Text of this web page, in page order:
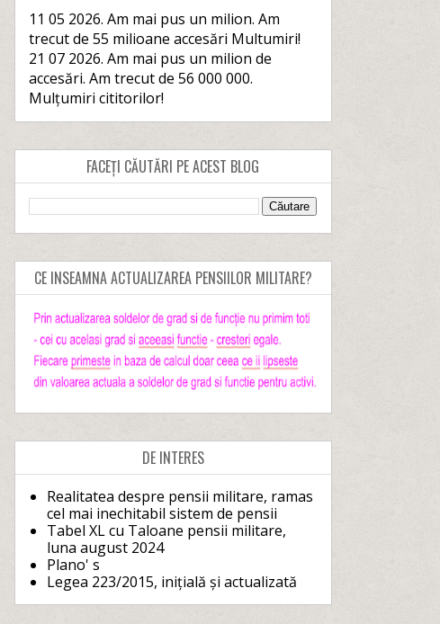
11 05 2026. Am mai pus un milion. Am
trecut de 55 milioane accesări Multumiri!
21 07 2026. Am mai pus un milion de
accesări. Am trecut de 56 000 000.
Mulțumiri cititorilor!
FACEȚI CĂUTĂRI PE ACEST BLOG
CE INSEAMNA ACTUALIZAREA PENSIILOR MILITARE?
DE INTERES
Realitatea despre pensii militare, ramas
cel mai inechitabil sistem de pensii
Tabel XL cu Taloane pensii militare,
luna august 2024
Plano' s
Legea 223/2015, inițială și actualizată